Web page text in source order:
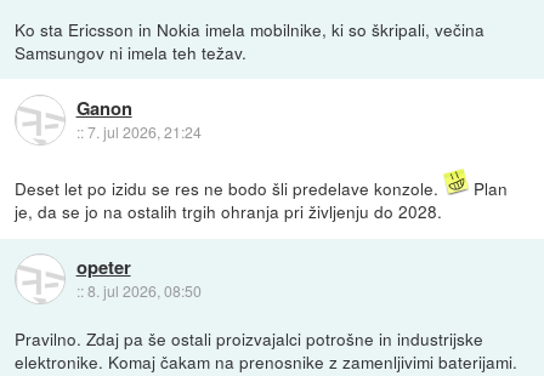
Ko sta Ericsson in Nokia imela mobilnike, ki so škripali, večina
Samsungov ni imela teh težav.
Ganon
::7. jul 2026, 21:24
Deset let po izidu se res ne bodo šli predelave konzole.
Plan
je, da se jo na ostalih trgih ohranja pri življenju do 2028.
opeter
::8. jul 2026, 08:50
Pravilno. Zdaj pa še ostali proizvajalci potrošne in industrijske
elektronike. Komaj čakam na prenosnike z zamenljivimi baterijami.